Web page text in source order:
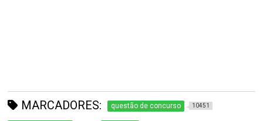
MARCADORES: questão de concurso 10451